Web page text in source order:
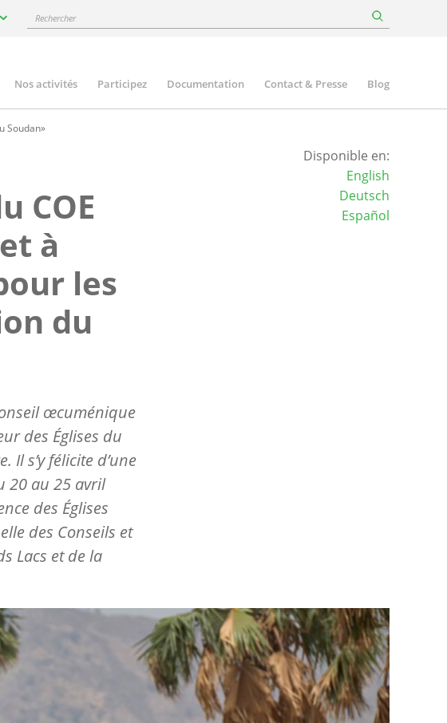
Rechercher
Nos activités Participez Documentation Contact & Presse Blog
Soudan»
COE
à
les
du
œcuménique
des Églises du
s’y félicite d’une
20 au 25 avril
des Églises
des Conseils et
Lacs et de la
Disponible en:
English
Deutsch
Español